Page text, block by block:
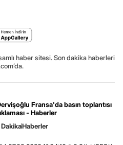
haber sitesi. Son dakika haberleri
Fransa'da basın toplantısı
- Haberler
Haberler